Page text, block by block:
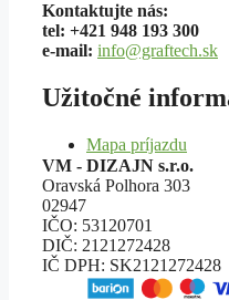
Kontaktujte nás:
tel: +421 948 193 300
e-mail: info@graftech.sk
Užitočné
Mapa príjazdu
VM - DIZAJN s.r.o.
Oravská Polhora 303
02947
IČO: 53120701
DIČ: 2121272428
IČ DPH: SK2121272428